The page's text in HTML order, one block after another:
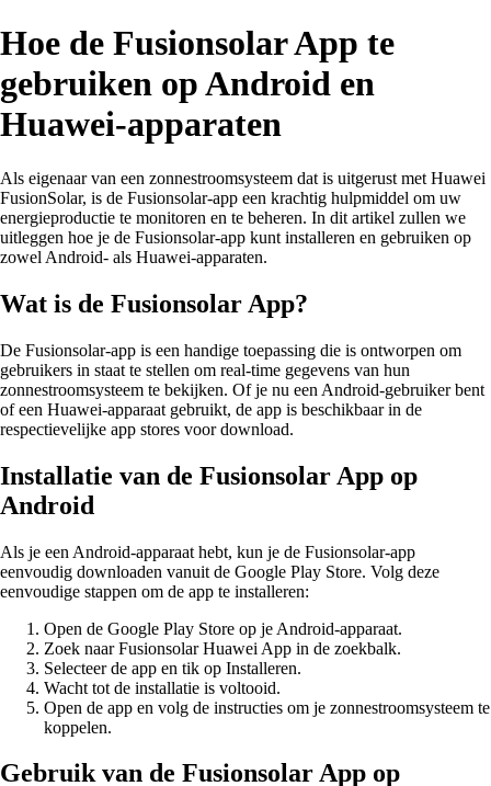
Hoe de Fusionsolar App te
gebruiken op Android en
Huawei-apparaten
Als eigenaar van een zonnestroomsysteem dat is uitgerust met Huawei
FusionSolar, is de Fusionsolar-app een krachtig hulpmiddel om uw
energieproductie te monitoren en te beheren. In dit artikel zullen we
uitleggen hoe je de Fusionsolar-app kunt installeren en gebruiken op
zowel Android- als Huawei-apparaten.
Wat is de Fusionsolar App?
De Fusionsolar-app is een handige toepassing die is ontworpen om
gebruikers in staat te stellen om real-time gegevens van hun
zonnestroomsysteem te bekijken. Of je nu een Android-gebruiker bent
of een Huawei-apparaat gebruikt, de app is beschikbaar in de
respectievelijke app stores voor download.
Installatie van de Fusionsolar App op
Android
Als je een Android-apparaat hebt, kun je de Fusionsolar-app
eenvoudig downloaden vanuit de Google Play Store. Volg deze
eenvoudige stappen om de app te installeren:
Open de Google Play Store op je Android-apparaat.
Zoek naar Fusionsolar Huawei App in de zoekbalk.
Selecteer de app en tik op Installeren.
Wacht tot de installatie is voltooid.
Open de app en volg de instructies om je zonnestroomsysteem te
koppelen.
Gebruik van de Fusionsolar App op